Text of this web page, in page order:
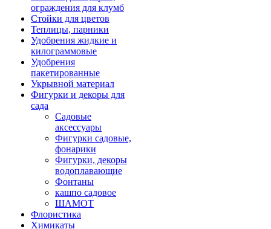
ограждения для клумб
Стойки для цветов
Теплицы, парники
Удобрения жидкие и
килограммовые
Удобрения
пакетированные
Укрывной материал
Фигурки и декоры для
сада
Садовые
аксессуары
Фигурки садовые,
фонарики
Фигурки, декоры
водоплавающие
Фонтаны
кашпо садовое
ШАМОТ
Флористика
Химикаты